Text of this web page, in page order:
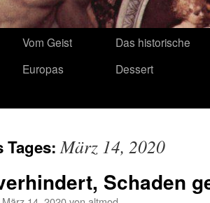
Vom Geist
Europas
Das historische
Dessert
Tages:März 14, 2020
Schaden